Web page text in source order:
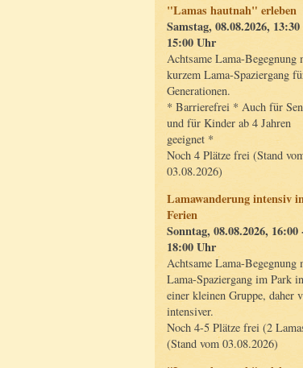
"Lamas hautnah" erleben
Samstag, 08.08.2026, 13:30
15:00 Uhr
Achtsame Lama-Begegnung
kurzem Lama-Spaziergang
Generationen.
* Barrierefrei * Auch für
und für Kinder ab 4 Jahren
geeignet *
Noch 4 Plätze frei (Stand
03.08.2026)
Lamawanderung intensiv
Ferien
Sonntag, 08.08.2026, 16:00
18:00 Uhr
Achtsame Lama-Begegnung
Lama-Spaziergang im Park in
einer kleinen Gruppe, daher
intensiver.
Noch 4-5 Plätze frei (2
(Stand vom 03.08.2026)